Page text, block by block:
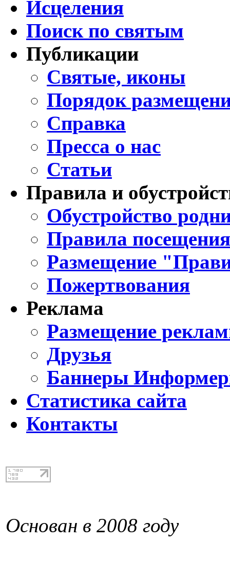
Исцеления
Поиск по святым
Публикации
Святые, иконы
Порядок
Справка
Пресса о нас
Статьи
Правила и
Обустройство
Правила
Размещение
Пожертвования
Реклама
Размещение
Друзья
Баннеры
Статистика сайта
Контакты
Основан в 2008 году